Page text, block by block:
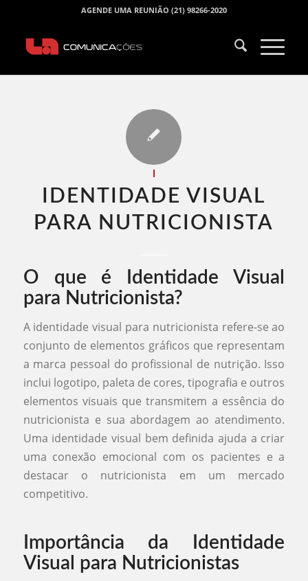
AGENDE UMA REUNIÃO (21) 98266-2020
IDENTIDADE VISUAL
PARA NUTRICIONISTA​
O que é Identidade Visual
para Nutricionista?
A identidade visual para nutricionista refere-se ao
conjunto de elementos gráficos que representam
a marca pessoal do profissional de nutrição. Isso
inclui logotipo, paleta de cores, tipografia e outros
elementos visuais que transmitem a essência do
nutricionista e sua abordagem ao atendimento.
Uma identidade visual bem definida ajuda a criar
uma conexão emocional com os pacientes e a
destacar o nutricionista em um mercado
competitivo.
Importância da Identidade
Visual para Nutricionistas